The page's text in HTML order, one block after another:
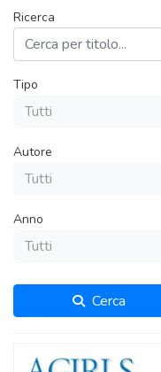
Ricerca
Tipo
Tutti
Autore
Tutti
Anno
Tutti
Cerca